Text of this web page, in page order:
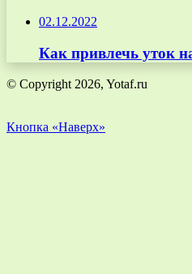
02.12.2022
Как привлечь уток
© Copyright 2026, Yotaf.ru
Кнопка «Наверх»